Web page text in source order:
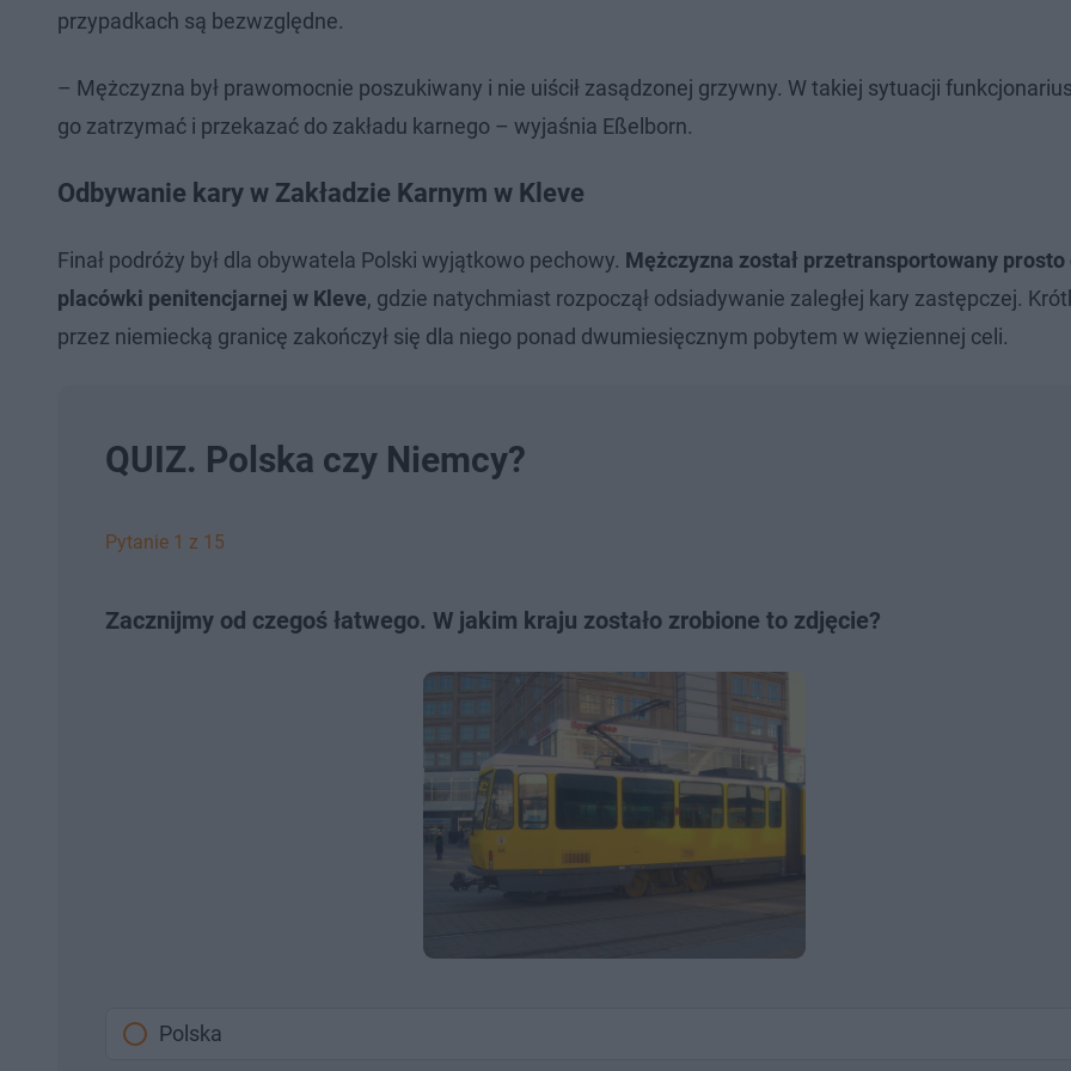
przypadkach są bezwzględne.
– Mężczyzna był prawomocnie poszukiwany i nie uiścił zasądzonej grzywny. W takiej sytuacji
go zatrzymać i przekazać do zakładu karnego – wyjaśnia Eßelborn.
Odbywanie kary w Zakładzie Karnym w Kleve
Finał podróży był dla obywatela Polski wyjątkowo pechowy. Mężczyzna został przetransportowany prosto
placówki penitencjarnej w Kleve, gdzie natychmiast rozpoczął odsiadywanie zaległej kary zastępczej.
przez niemiecką granicę zakończył się dla niego ponad dwumiesięcznym pobytem w więziennej celi.
QUIZ. Polska czy Niemcy?
Pytanie 1 z 15
Zacznijmy od czegoś łatwego. W jakim kraju zostało zrobione to zdjęcie?
Polska